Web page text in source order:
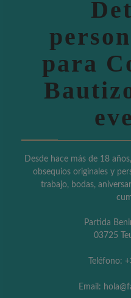
para
Desde hace más de 18
obsequios originales y
trabajo, bodas,
Partida
03725
Teléfono:
Email: